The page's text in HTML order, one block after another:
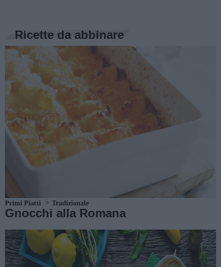
Ricette da abbinare
Primi Piatti Tradizionale
Gnocchi alla Romana